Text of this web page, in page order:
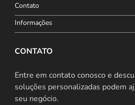
Contato
Informações
CONTATO
Entre em contato conosco e
soluções personalizadas podem
seu negócio.